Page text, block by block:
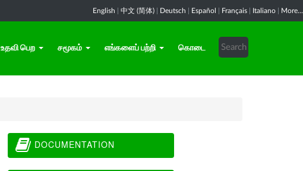
English 中文 (简体) Deutsch Español Français Italiano More...
உதவி பெற சமூகம் எங்களைப் பற்றி கொடை
DOCUMENTATION